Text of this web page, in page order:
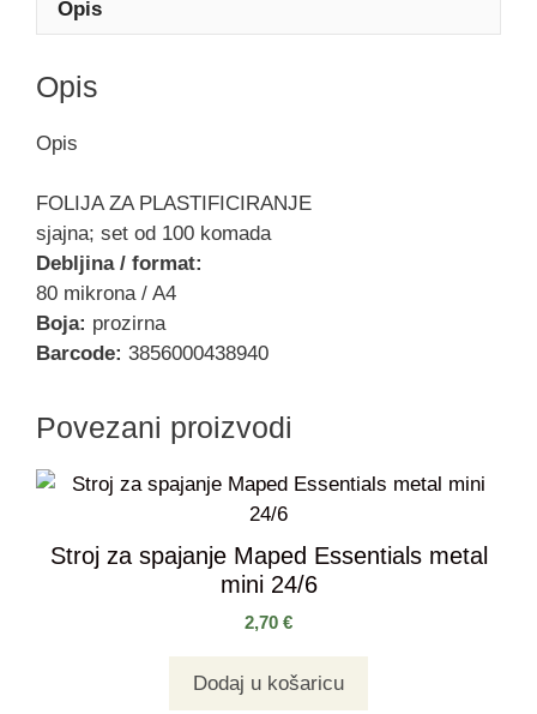
Opis
Opis
Opis
FOLIJA ZA PLASTIFICIRANJE
sjajna; set od 100 komada
Debljina / format:
80 mikrona / A4
Boja: prozirna
Barcode: 3856000438940
Povezani proizvodi
Stroj za spajanje Maped Essentials metal
mini 24/6
2,70 €
Dodaj u košaricu